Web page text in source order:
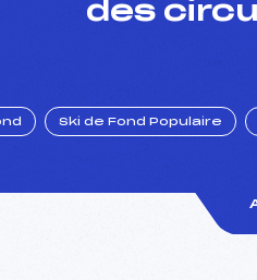
des
Ski de Fond Populaire